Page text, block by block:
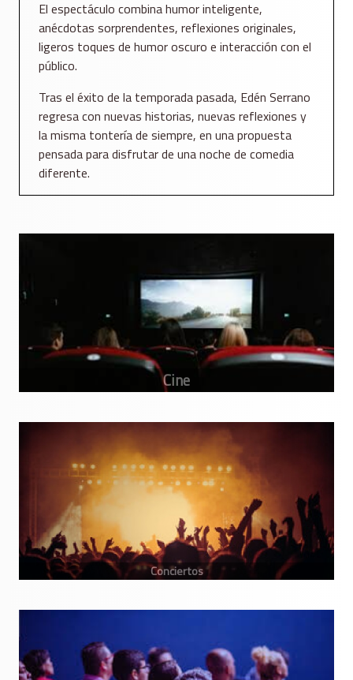
El espectáculo combina humor inteligente,
anécdotas sorprendentes, reflexiones originales,
ligeros toques de humor oscuro e interacción con el
público.
Tras el éxito de la temporada pasada, Edén Serrano
regresa con nuevas historias, nuevas reflexiones y
la misma tontería de siempre, en una propuesta
pensada para disfrutar de una noche de comedia
diferente.